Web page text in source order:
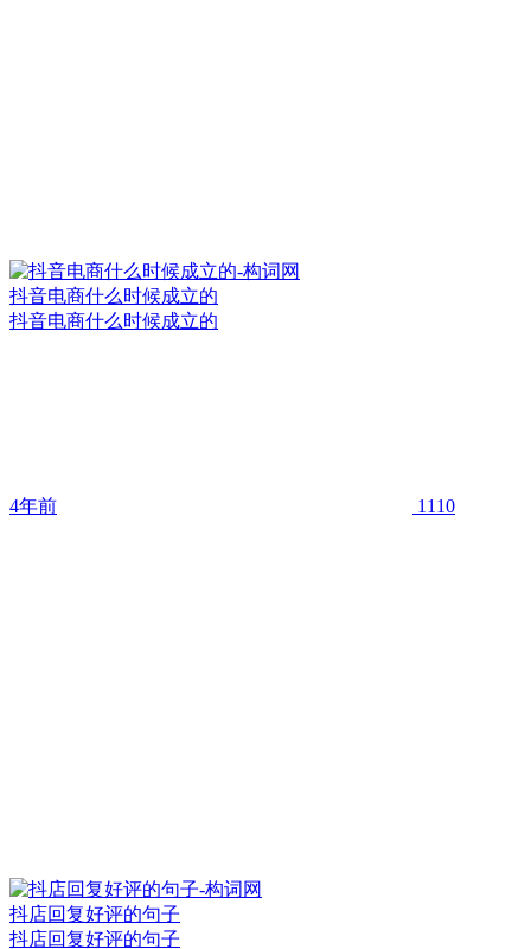
抖音电商什么时候成立的
抖音电商什么时候成立的
4年前 1110
抖店回复好评的句子
抖店回复好评的句子